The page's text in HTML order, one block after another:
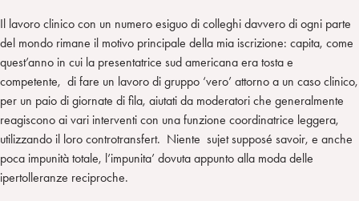
Il lavoro clinico con un numero esiguo di colleghi davvero di ogni parte
del mondo rimane il motivo principale della mia iscrizione: capita, come
quest’anno in cui la presentatrice sud americana era tosta e
competente, di fare un lavoro di gruppo ‘vero’ attorno a un caso clinico,
per un paio di giornate di fila, aiutati da moderatori che generalmente
reagiscono ai vari interventi con una funzione coordinatrice leggera,
utilizzando il loro controtransfert. Niente sujet supposé savoir, e anche
poca impunità totale, l’impunita’ dovuta appunto alla moda delle
ipertolleranze reciproche.